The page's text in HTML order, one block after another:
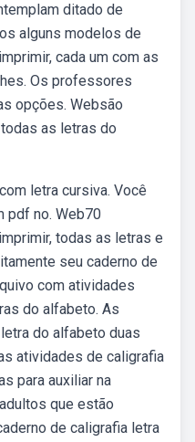
ditado de
alguns modelos de
cada um com as
Os professores
opções. Websão
as letras do
letra cursiva. Você
pdf no. Web70
todas as letras e
seu caderno de
com atividades
do alfabeto. As
do alfabeto duas
atividades de caligrafia
para auxiliar na
que estão
de caligrafia letra